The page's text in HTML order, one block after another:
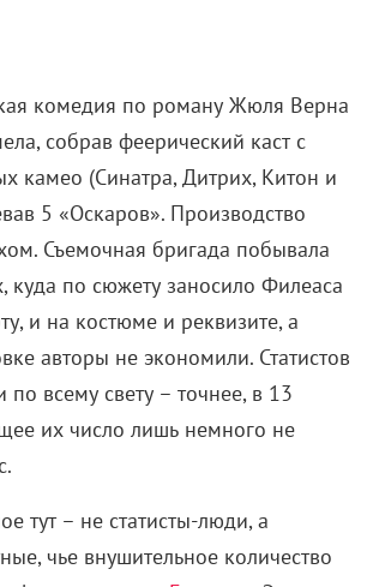
комедия по роману Жюля Верна
собрав феерический каст с
камео (Синатра, Дитрих, Китон и
5 «Оскаров». Производство
Съемочная бригада побывала
куда по сюжету заносило Филеаса
и на костюме и реквизите, а
авторы не экономили. Статистов
по всему свету – точнее, в 13
их число лишь немного не
тут – не статисты-люди, а
чье внушительное количество